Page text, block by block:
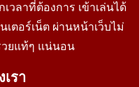
ลาที่ต้องการ เข้าเล่นได้
ตอร์เน็ต ผ่านหน้าเว็บไม่
ยแท้ๆ แน่นอน
รา